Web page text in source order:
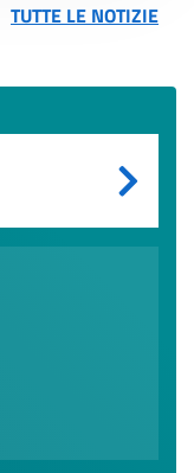
TUTTE LE NOTIZIE